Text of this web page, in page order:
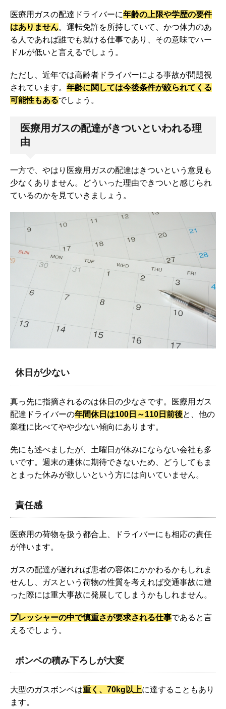
医療用ガスの配達ドライバーに年齢の上限や学歴の要件
はありません。運転免許を所持していて、かつ体力のあ
る人であれば誰でも就ける仕事であり、その意味でハー
ドルが低いと言えるでしょう。
ただし、近年では高齢者ドライバーによる事故が問題視
されています。 年齢に関しては今後条件が絞られてくる
可能性もあるでしょう。
医療用ガスの配達がきついといわれる理
由
一方で、やはり医療用ガスの配達はきついという意見も
少なくありません。どういった理由できついと感じられ
ているのかを見ていきましょう。
休日が少ない
真っ先に指摘されるのは休日の少なさです。医療用ガス
配達ドライバーの年間休日は100日～110日前後と、他の
業種に比べてやや少ない傾向にあります。
先にも述べましたが、土曜日が休みにならない会社も多
いです。週末の連休に期待できないため、どうしてもま
とまった休みが欲しいという方には向いていません。
責任感
医療用の荷物を扱う都合上、ドライバーにも相応の責任
が伴います。
ガスの配達が遅れれば患者の容体にかかわるかもしれま
せんし、ガスという荷物の性質を考えれば交通事故に遭
った際には重大事故に発展してしまうかもしれません。
プレッシャーの中で慎重さが要求される仕事であると言
えるでしょう。
ボンベの積み下ろしが大変
大型のガスボンベは重く、70kg以上に達することもあり
ます。